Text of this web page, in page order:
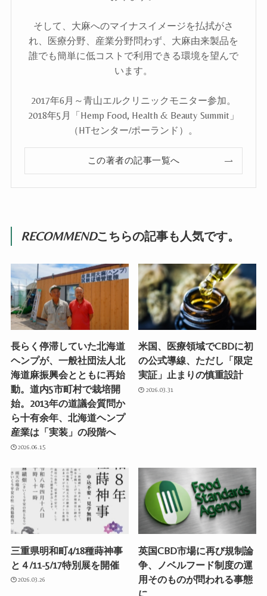
そして、大麻へのマイナスイメージを払拭がさ
れ、医療分野、産業分野問わず、大麻由来製品を
誰でも簡単に低コストで利用できる環境を望んで
います。
2017年6月～青山エルクリニックモニター参加。
2018年5月「Hemp Food, Health & Beauty Summit」
（HTセンター/ポーランド）。
この著者の記事一覧へ
RECOMMENDこちらの記事も人気です。
長らく停滞していた北海道
ヘンプが、一般社団法人北
海道麻振興会とともに再始
動。道内5市町村で栽培開
始。2013年の道議会質問か
ら十有余年、北海道ヘンプ
産業は「実装」の段階へ
2026.06.15
米国、医療領域でCBDに初
の公式導線、ただし「限定
実証」止まりの慎重設計
2026.03.31
三重県明和町4/18種蒔神事
と４/11-5/17特別展を開催
2026.03.26
英国CBD市場に再び規制論
争、ノベルフード制度の運
用そのものが問われる事態
に